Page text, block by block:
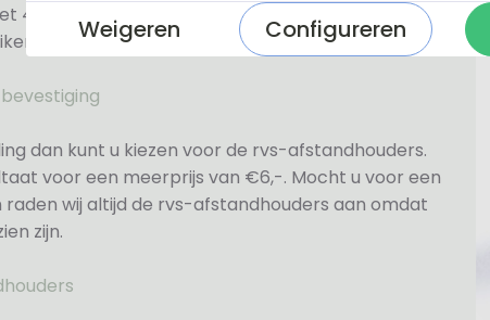
4 zwarte en 4 witte afdekdopjes zodat u zelf kunt
dan kunt u kiezen voor de rvs-afstandhouders.
voor een meerprijs van €6,-. Mocht u voor een
wij altijd de rvs-afstandhouders aan omdat
zijn.
Weigeren Configureren